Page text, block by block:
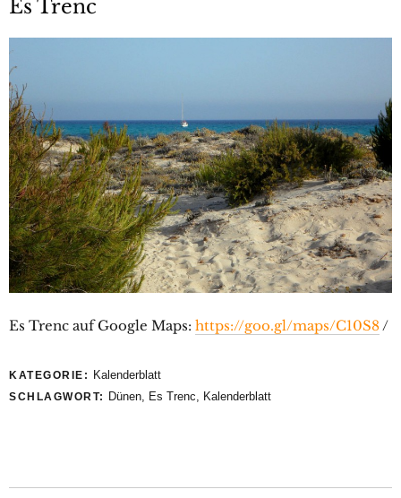
Es Trenc
Es Trenc auf Google Maps: https://goo.gl/maps/C10S8/
KATEGORIE: Kalenderblatt
SCHLAGWORT: Dünen, Es Trenc, Kalenderblatt